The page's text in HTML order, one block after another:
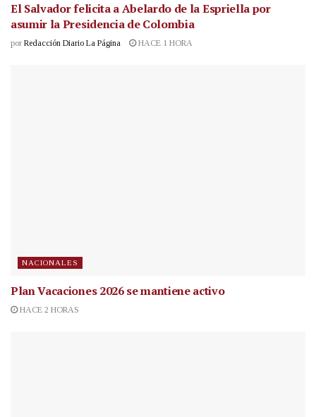
El Salvador felicita a Abelardo de la Espriella por
asumir la Presidencia de Colombia
por Redacción Diario La Página HACE 1 HORA
NACIONALES
Plan Vacaciones 2026 se mantiene activo
HACE 2 HORAS